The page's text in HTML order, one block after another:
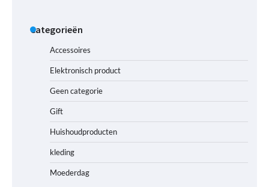
Categorieën
Accessoires
Elektronisch product
Geen categorie
Gift
Huishoudproducten
kleding
Moederdag